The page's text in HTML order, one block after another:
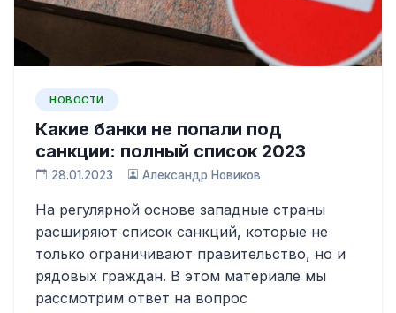
НОВОСТИ
Какие банки не попали под
санкции: полный список 2023
28.01.2023 Александр Новиков
На регулярной основе западные страны
расширяют список санкций, которые не
только ограничивают правительство, но и
рядовых граждан. В этом материале мы
рассмотрим ответ на вопрос